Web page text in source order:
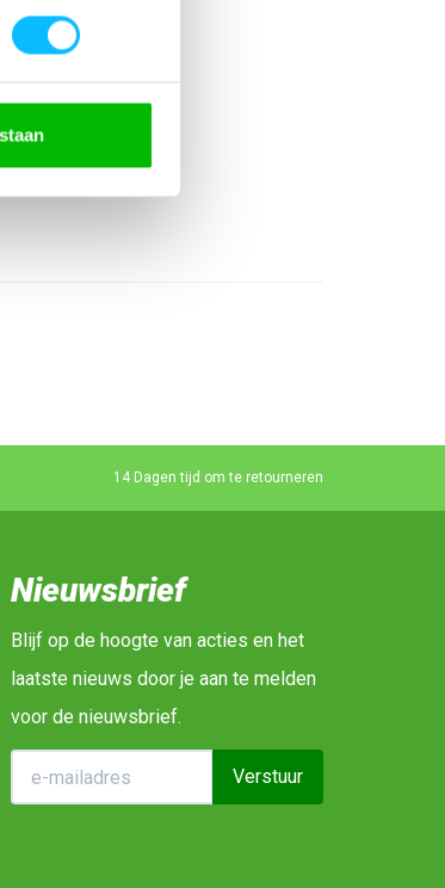
14 Dagen tijd om te retourneren
Nieuwsbrief
Blijf op de hoogte van acties en het
laatste nieuws door je aan te melden
voor de nieuwsbrief.
Verstuur